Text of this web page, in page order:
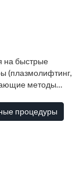
на быстрые
(плазмолифтинг,
методы
реабилитации.
собрать
и длительный
процедуры